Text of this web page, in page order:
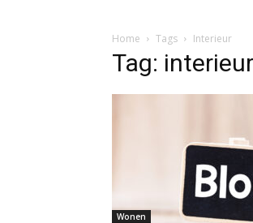
Home Tags Interieur
Tag: interieur
Wonen